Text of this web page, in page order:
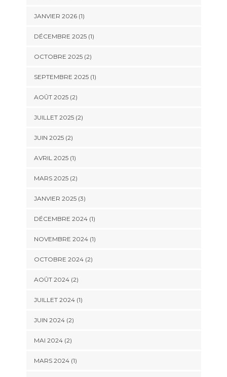
JANVIER 2026(1)
DÉCEMBRE 2025(1)
OCTOBRE 2025(2)
SEPTEMBRE 2025(1)
AOÛT 2025(2)
JUILLET 2025(2)
JUIN 2025(2)
AVRIL 2025(1)
MARS 2025(2)
JANVIER 2025(3)
DÉCEMBRE 2024(1)
NOVEMBRE 2024(1)
OCTOBRE 2024(2)
AOÛT 2024(2)
JUILLET 2024(1)
JUIN 2024(2)
MAI 2024(2)
MARS 2024(1)